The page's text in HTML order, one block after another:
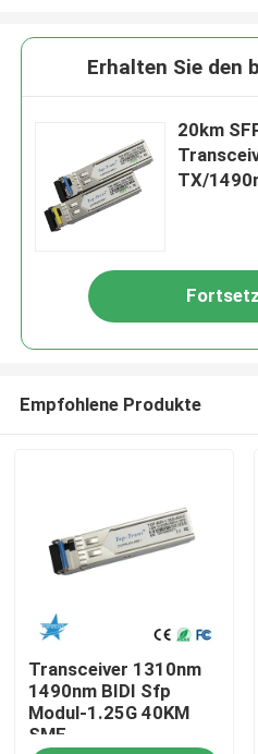
Haus
Erhalten Sie den
20km
TX/
Empfohlene Produkte
Transceiver 1310nm
1490nm BIDI Sfp
Modul-1.25G 40KM
SMF